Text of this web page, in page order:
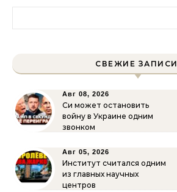
СВЕЖИЕ ЗАПИСИ
Авг 08, 2026
Си может остановить
войну в Украине одним
звонком
Авг 05, 2026
Институт считался одним
из главных научных
центров